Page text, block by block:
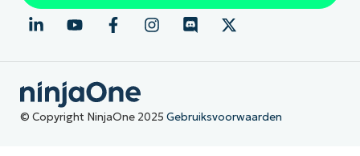
© Copyright NinjaOne 2025 Gebruiksvoorwaarden